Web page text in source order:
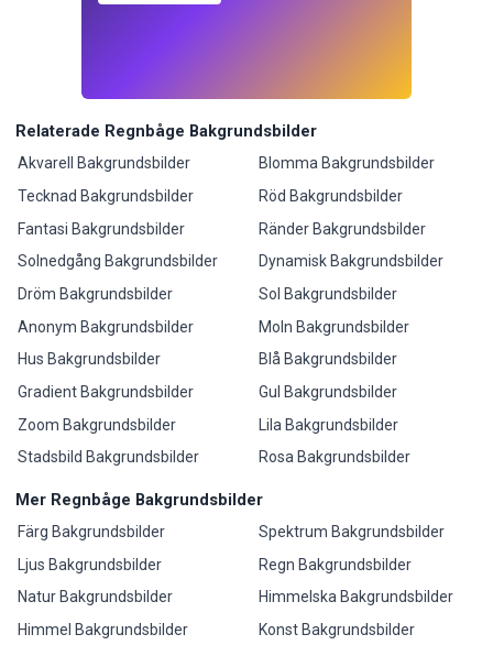
Relaterade Regnbåge Bakgrundsbilder
Akvarell Bakgrundsbilder
Tecknad Bakgrundsbilder
Fantasi Bakgrundsbilder
Solnedgång Bakgrundsbilder
Dröm Bakgrundsbilder
Anonym Bakgrundsbilder
Hus Bakgrundsbilder
Gradient Bakgrundsbilder
Zoom Bakgrundsbilder
Stadsbild Bakgrundsbilder
Blomma Bakgrundsbilder
Röd Bakgrundsbilder
Ränder Bakgrundsbilder
Dynamisk Bakgrundsbilder
Sol Bakgrundsbilder
Moln Bakgrundsbilder
Blå Bakgrundsbilder
Gul Bakgrundsbilder
Lila Bakgrundsbilder
Rosa Bakgrundsbilder
Mer Regnbåge Bakgrundsbilder
Färg Bakgrundsbilder
Ljus Bakgrundsbilder
Natur Bakgrundsbilder
Himmel Bakgrundsbilder
Spektrum Bakgrundsbilder
Regn Bakgrundsbilder
Himmelska Bakgrundsbilder
Konst Bakgrundsbilder